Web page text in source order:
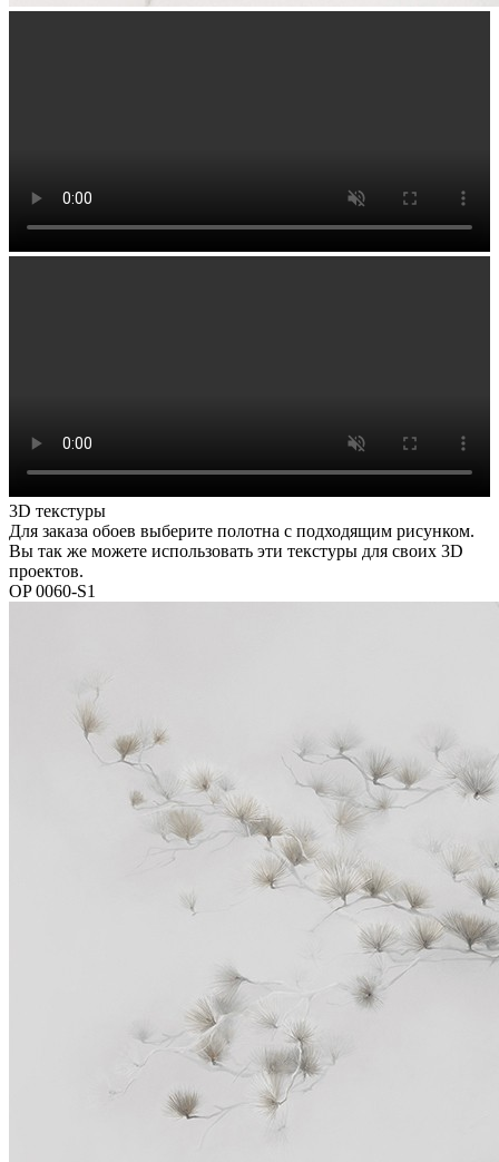
3D текстуры
Для заказа обоев выберите полотна с подходящим рисунком.
Вы так же можете использовать эти текстуры для своих 3D
проектов.
OP 0060-S1